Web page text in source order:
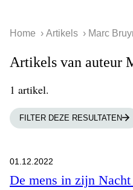
Home Artikels Marc
Artikels van auteur
1 artikel.
FILTER DEZE RESULTATEN
01.12.2022
De mens in zijn